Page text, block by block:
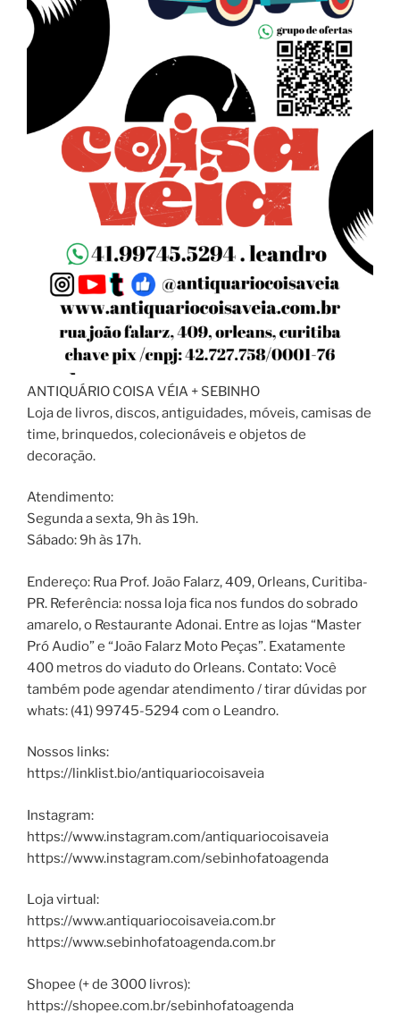
ANTIQUÁRIO COISA VÉIA + SEBINHO
Loja de livros, discos, antiguidades, móveis, camisas de
time, brinquedos, colecionáveis e objetos de
decoração.
Atendimento:
Segunda a sexta, 9h às 19h.
Sábado: 9h às 17h.
Endereço: Rua Prof. João Falarz, 409, Orleans, Curitiba-
PR. Referência: nossa loja fica nos fundos do sobrado
amarelo, o Restaurante Adonai. Entre as lojas “Master
Pró Audio” e “João Falarz Moto Peças”. Exatamente
400 metros do viaduto do Orleans. Contato: Você
também pode agendar atendimento / tirar dúvidas por
whats: (41) 99745-5294 com o Leandro.
Nossos links:
https://linklist.bio/antiquariocoisaveia
Instagram:
https://www.instagram.com/antiquariocoisaveia
https://www.instagram.com/sebinhofatoagenda
Loja virtual:
https://www.antiquariocoisaveia.com.br
https://www.sebinhofatoagenda.com.br
Shopee (+ de 3000 livros):
https://shopee.com.br/sebinhofatoagenda